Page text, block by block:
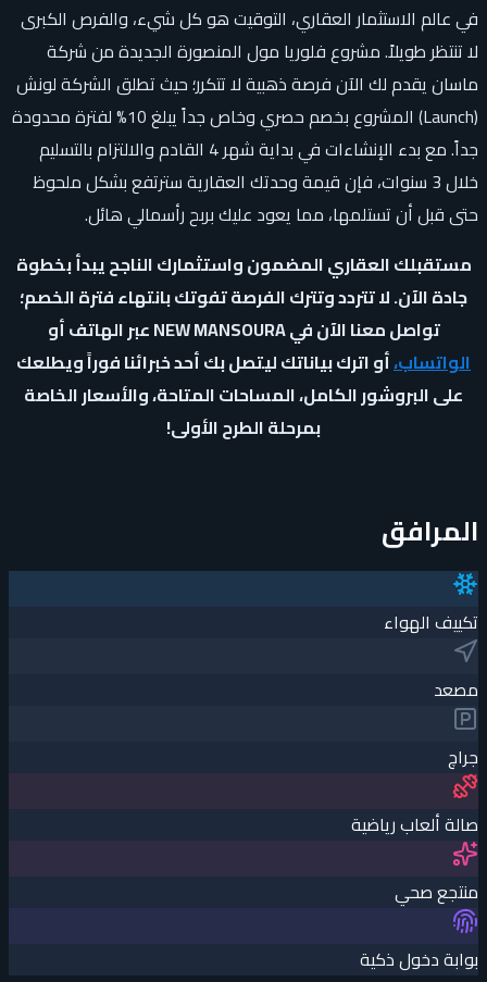
في عالم الاستثمار العقاري، التوقيت هو كل شيء، والفرص الكبرى
لا تنتظر طويلاً. مشروع فلوريا مول المنصورة الجديدة من شركة
ماسان يقدم لك الآن فرصة ذهبية لا تتكرر؛ حيث تطلق الشركة لونش
(Launch) المشروع بخصم حصري وخاص جداً يبلغ 10% لفترة محدودة
جداً. مع بدء الإنشاءات في بداية شهر 4 القادم والالتزام بالتسليم
خلال 3 سنوات، فإن قيمة وحدتك العقارية سترتفع بشكل ملحوظ
حتى قبل أن تستلمها، مما يعود عليك بربح رأسمالي هائل.
مستقبلك العقاري المضمون واستثمارك الناجح يبدأ بخطوة
جادة الآن. لا تتردد وتترك الفرصة تفوتك بانتهاء فترة الخصم؛
تواصل معنا الآن في NEW MANSOURA عبر الهاتف أو
الواتساب،أو اترك بياناتك ليتصل بك أحد خبرائنا فوراً ويطلعك
على البروشور الكامل، المساحات المتاحة، والأسعار الخاصة
بمرحلة الطرح الأولى!
المرافق
تكييف الهواء
مصعد
جراچ
صالة ألعاب رياضية
منتجع صحي
بوابة دخول ذكية